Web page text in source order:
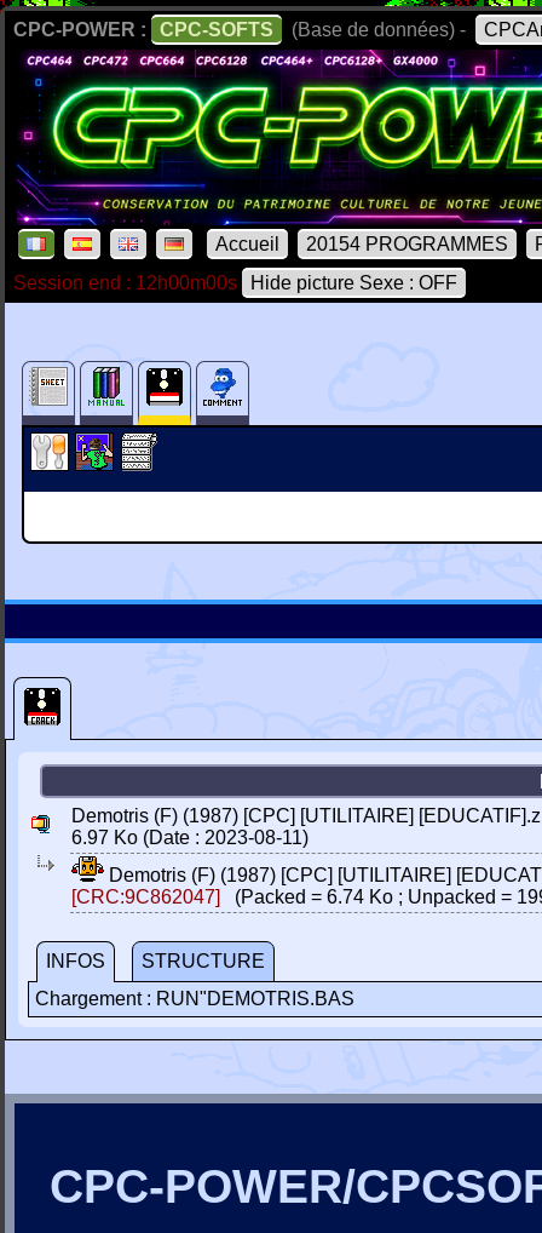
CPC-POWER : CPC-SOFTS (Base de données) -
Accueil 20154 PROGRAMMES
Session end : 12h00m00s
Hide picture Sexe : OFF
Demotris (F) (1987) [CPC] [UTILITAIRE]
6.97 Ko (Date : 2023-08-11)
Demotris (F) (1987) [CPC] [UTILITAIRE]
[CRC:9C862047]
(Packed = 6.74 Ko ; Unpacked =
INFOS
STRUCTURE
Chargement : RUN"DEMOTRIS.BAS
CPC-POWER/